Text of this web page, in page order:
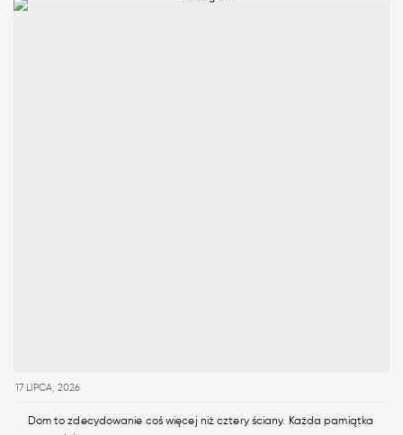
17 LIPCA, 2026
Dom to zdecydowanie coś więcej niż cztery ściany. Każda pamiątka